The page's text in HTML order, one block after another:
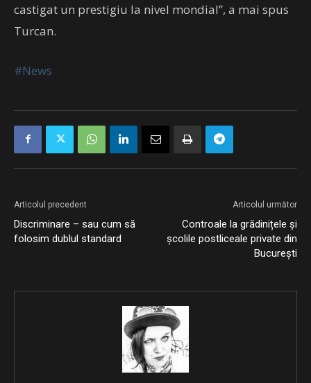
castigat un prestigiu la nivel mondial”, a mai spus
Turcan.
#News
Articolul precedent
Discriminare – sau cum să
folosim dublul standard
Articolul următor
Controale la grădinițele și
școlile postliceale private din
București